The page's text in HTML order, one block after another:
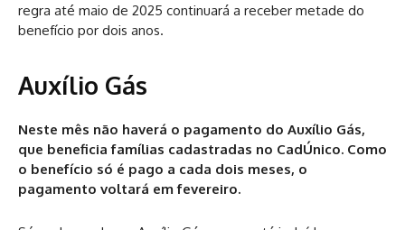
regra até maio de 2025 continuará a receber metade do
benefício por dois anos.
Auxílio Gás
Neste mês não haverá o pagamento do Auxílio Gás,
que beneficia famílias cadastradas no CadÚnico. Como
o benefício só é pago a cada dois meses, o
pagamento voltará em fevereiro.